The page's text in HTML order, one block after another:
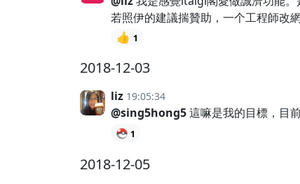
若照伊的建議揣贊助，一个工程師改
👍 1
2018-12-03
liz 19:05:34
@sing5hong5這嘛是我的目標，目
1
2018-12-05